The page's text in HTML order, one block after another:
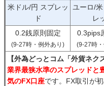
米ドル/円 スプレッ
ド
ユーロ/
レ
0.2銭原則固定
(9-27時・例外あり)
0.3pips
(9-27時
【外為どっとコム「外貨ネク
業界最狭水準のスプレッドと
気のFX口座です。FX取引が